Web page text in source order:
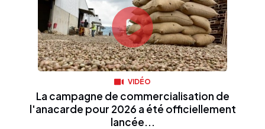
VIDÉO
La campagne de commercialisation de
l'anacarde pour 2026 a été officiellement
lancée...